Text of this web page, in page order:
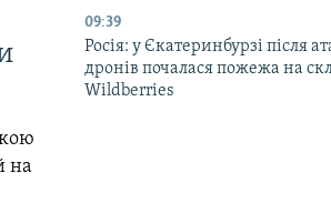
на
09:39
Росія: у Єкатеринбурзі після
дронів почалася пожежа на
Wildberries